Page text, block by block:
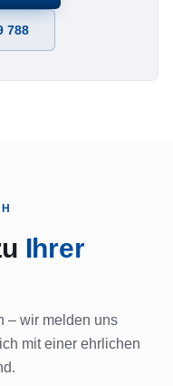
788
Ihrer
– wir melden uns
mit einer ehrlichen